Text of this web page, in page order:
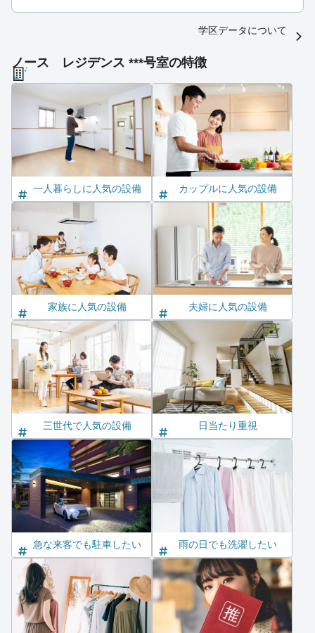
学区データについて
ノース レジデンス ***号室の特徴
一人暮らしに人気の設備 カップルに人気の設備
家族に人気の設備 夫婦に人気の設備
三世代で人気の設備 日当たり重視
急な来客でも駐車したい 雨の日でも洗濯したい